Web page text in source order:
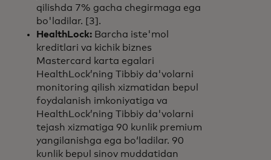
qilishda 7% gacha chegirmaga ega
bo'ladilar. [3].
HealthLock: Barcha iste'mol
kreditlari va kichik biznes
Mastercard karta egalari
HealthLock’ning Tibbiy da'volarni
monitoring qilish xizmatidan bepul
foydalanish imkoniyatiga va
HealthLock’ning Tibbiy da'volarni
tejash xizmatiga 90 kunlik premium
yangilanishga ega bo‘ladilar. 90
kunlik bepul sinov muddatidan